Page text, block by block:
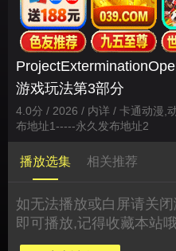
游戏玩法第3部分
4.0分 / 2026 / 内详 / 卡通动漫,
布地址1-----永久发布地址2
播放选集 相关推荐
如无法播放或白屏请关
即可播放,记得收藏本站